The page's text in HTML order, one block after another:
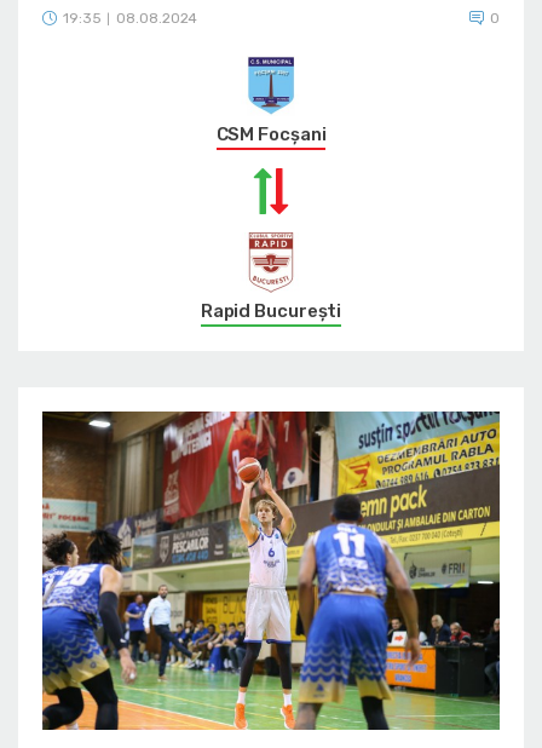
19:35 08.08.2024 0
CSM Focșani
Rapid București